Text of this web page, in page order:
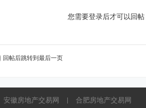
您需要登录后才可以回帖
回帖后跳转到最后一页
安徽房地产交易网 合肥房地产交易网